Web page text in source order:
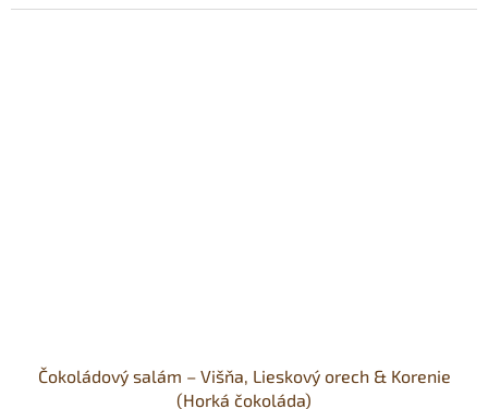
Čokoládový salám – Višňa, Lieskový orech & Korenie
(Horká čokoláda)